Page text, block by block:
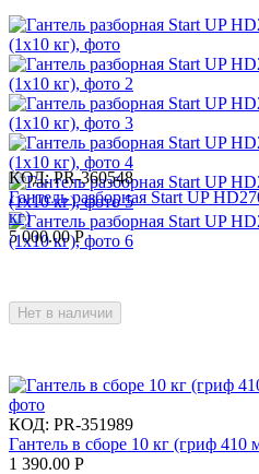
КОД: PR-360548
Гантель разборная Start UP
кг)
5 000.00 Р
Нет в наличии
КОД: PR-351989
Гантель в сборе 10 кг (гриф
1 390.00 Р